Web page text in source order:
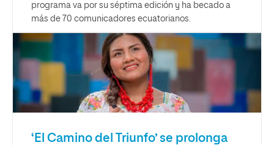
programa va por su séptima edición y ha becado a
más de 70 comunicadores ecuatorianos.
‘El Camino del Triunfo’ se prolonga